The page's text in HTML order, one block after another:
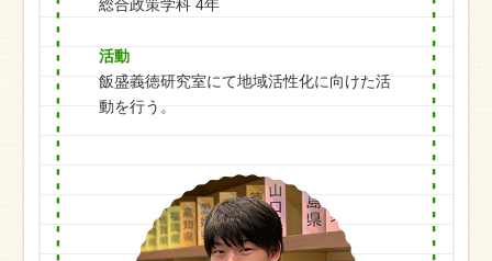
総合政策学科 4年
活動
飯盛義徳研究室にて地域活性化に向けた活
動を行う。